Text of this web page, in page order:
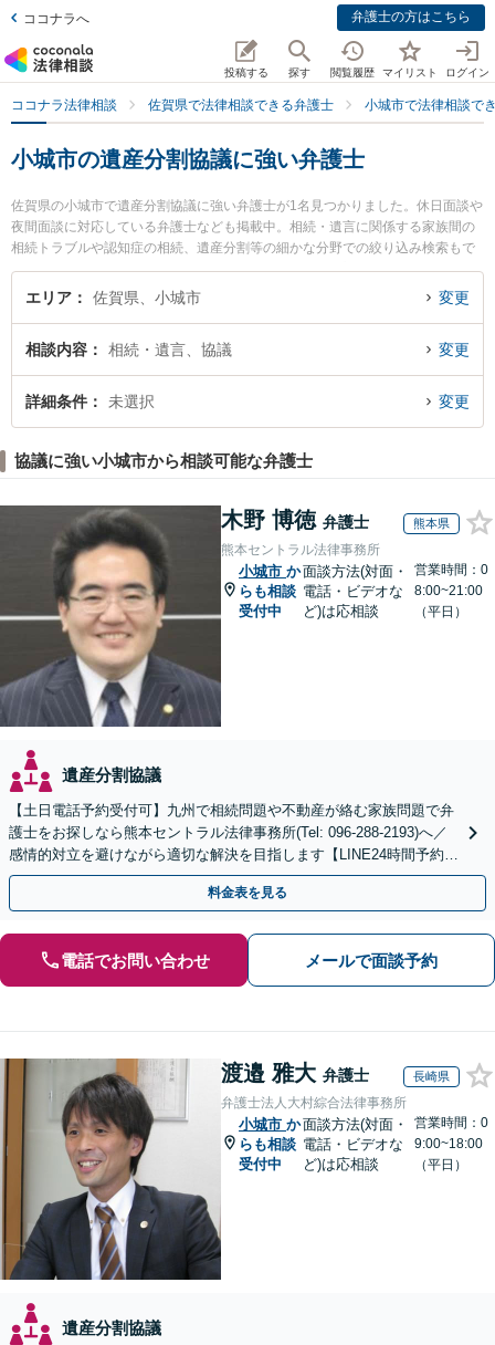
ココナラへ 弁護士の方はこちら
投稿する 探す 閲覧履歴 マイリスト ログイン
ココナラ法律相談 佐賀県で法律相談できる弁護士 小城市で法律相談で
小城市の遺産分割協議に強い弁護士
佐賀県の小城市で遺産分割協議に強い弁護士が1名見つかりました。休日面談や
夜間面談に対応している弁護士なども掲載中。相続・遺言に関係する家族間の
相続トラブルや認知症の相続、遺産分割等の細かな分野での絞り込み検索もで
き便利です。特に吉丸法律事務所の吉丸 雄輝弁護士のプロフィール情報や弁護
士費用、強みなどが注目されています。『小城市で土日や夜間に発生した遺産
分割協議のトラブルを今すぐに弁護士に相談したい』『遺産分割協議のトラブ
議を法律相談できる小城市内の弁護士に相談予約したい』などでお困りの相談
者さんにおすすめです。
エリア 佐賀県、小城市 変更
相談内容 相続・遺言、協議 変更
詳細条件 未選択 変更
協議に強い小城市から相談可能な弁護士
木野 博徳 弁護士 熊本県
熊本セントラル法律事務所
小城市 か
らも相談
受付中
面談方法(対面・
電話・ビデオな
ど)は応相談
営業時間：0
8:00~21:00
（平日）
遺産分割協議
【土日電話予約受付可】九州で相続問題や不動産が絡む家族問題で弁
護士をお探しなら熊本セントラル法律事務所(Tel: 096-288-2193)へ／
感情的対立を避けながら適切な解決を目指します【LINE24時間予約受
付可】【休日・夜間相談可】
料金表を見る
電話でお問い合わせ メールで面談予約
渡邉 雅大 弁護士 長崎県
弁護士法人大村綜合法律事務所
小城市 か
らも相談
受付中
面談方法(対面・
電話・ビデオな
ど)は応相談
営業時間：0
9:00~18:00
（平日）
遺産分割協議